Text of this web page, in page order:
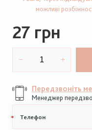
можливі
27 грн
Передзвоніть
Менеджер
телефон